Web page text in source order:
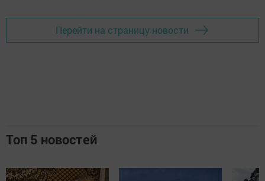
Перейти на страницу новости
Топ 5 новостей